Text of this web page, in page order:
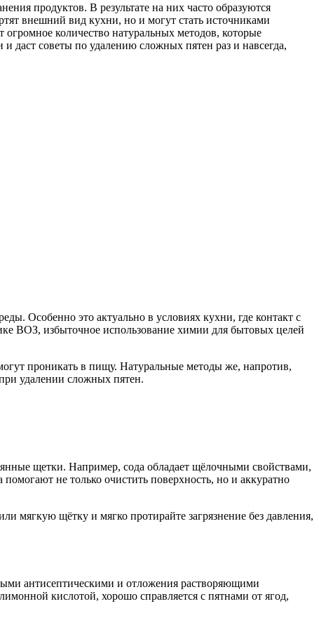
продуктов. В результате на них часто образуются
внешний вид кухни, но и могут стать источниками
количество натуральных методов, которые
даст советы по удалению сложных пятен раз и навсегда,
Особенно это актуально в условиях кухни, где контакт с
ВОЗ, избыточное использование химии для бытовых целей
проникать в пищу. Натуральные методы же, напротив,
удалении сложных пятен.
щетки. Например, сода обладает щёлочными свойствами,
не только очистить поверхность, но и аккуратно
мягкую щётку и мягко протирайте загрязнение без давления,
антисептическими и отложения растворяющими
кислотой, хорошо справляется с пятнами от ягод,